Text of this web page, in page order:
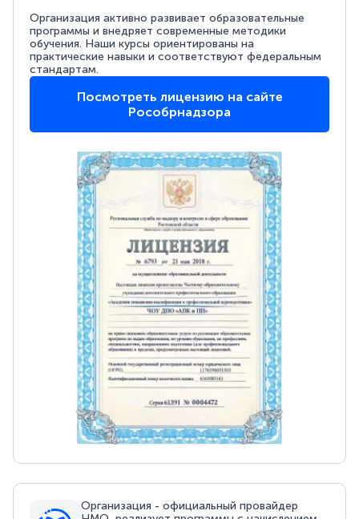
Организация активно развивает образовательные
программы и внедряет современные методики
обучения. Наши курсы ориентированы на
практические навыки и соответствуют федеральным
стандартам.
Посмотреть лицензию на сайте
Рособрнадзора
Организация - официальный провайдер